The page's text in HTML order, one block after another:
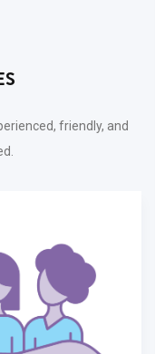
friendly, and